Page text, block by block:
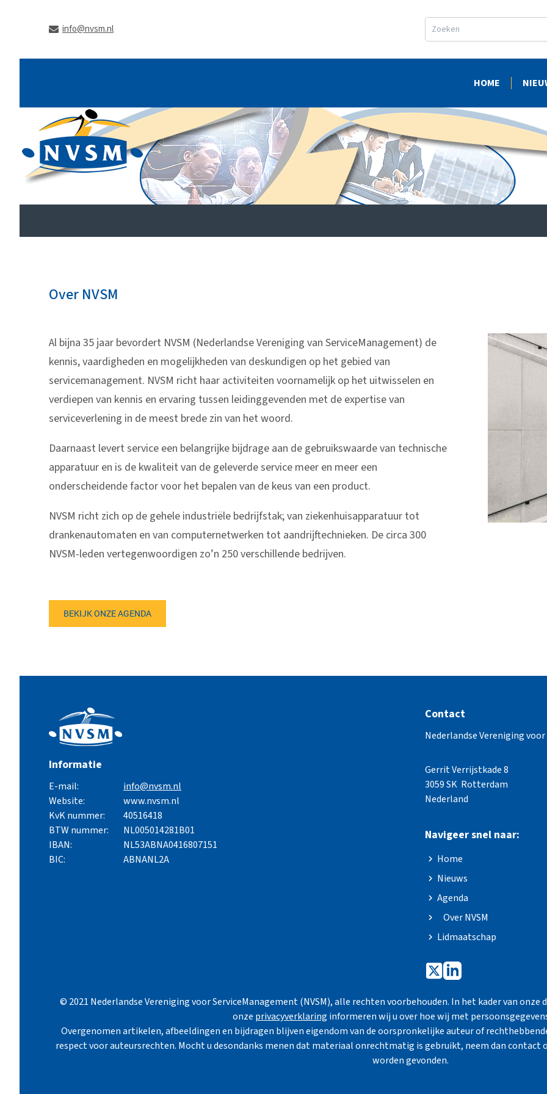
info@nvsm.nl
HOME
Over NVSM
Al bijna 35 jaar bevordert NVSM (Nederlandse Vereniging van ServiceManagement) de
kennis, vaardigheden en mogelijkheden van deskundigen op het gebied van
servicemanagement. NVSM richt haar activiteiten voornamelijk op het uitwisselen en
verdiepen van kennis en ervaring tussen leidinggevenden met de expertise van
serviceverlening in de meest brede zin van het woord.
Daarnaast levert service een belangrijke bijdrage aan de gebruikswaarde van technische
apparatuur en is de kwaliteit van de geleverde service meer en meer een
onderscheidende factor voor het bepalen van de keus van een product.
NVSM richt zich op de gehele industriële bedrijfstak; van ziekenhuisapparatuur tot
drankenautomaten en van computernetwerken tot aandrijftechnieken. De circa 300
NVSM-leden vertegenwoordigen zo’n 250 verschillende bedrijven.
BEKIJK ONZE AGENDA
Informatie
E-mail:
Website:
KvK nummer:
BTW nummer:
IBAN:
BIC:
info@nvsm.nl
www.nvsm.nl
40516418
NL005014281B01
NL53ABNA0416807151
ABNANL2A
Contact
Nederlandse Vereniging
Gerrit Verrijstkade 8
3059 SK Rotterdam
Nederland
Navigeer snel naar:
Home
Nieuws
Agenda
Over NVSM
Lidmaatschap
© 2021 Nederlandse Vereniging voor ServiceManagement (NVSM), alle rechten voorbehouden. In het kader van
onze privacyverklaring informeren wij u over hoe wij met
Overgenomen artikelen, afbeeldingen en bijdragen blijven eigendom van de oorspronkelijke auteur of
respect voor auteursrechten. Mocht u desondanks menen dat materiaal onrechtmatig is gebruikt, neem dan contact
worden gevonden.